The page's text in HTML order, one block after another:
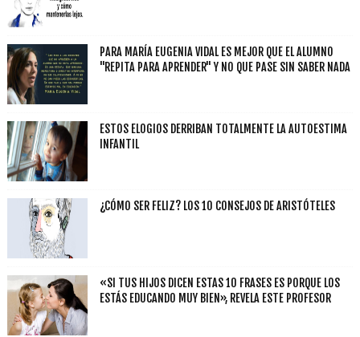
PARA MARÍA EUGENIA VIDAL ES MEJOR QUE EL ALUMNO
"REPITA PARA APRENDER" Y NO QUE PASE SIN SABER NADA
ESTOS ELOGIOS DERRIBAN TOTALMENTE LA AUTOESTIMA
INFANTIL
¿CÓMO SER FELIZ? LOS 10 CONSEJOS DE ARISTÓTELES
«SI TUS HIJOS DICEN ESTAS 10 FRASES ES PORQUE LOS
ESTÁS EDUCANDO MUY BIEN», REVELA ESTE PROFESOR